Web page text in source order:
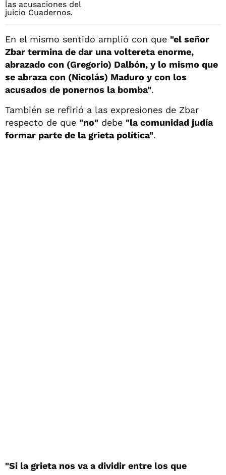
En el mismo sentido amplió con que "el señor
Zbar termina de dar una voltereta enorme,
abrazado con (Gregorio) Dalbón, y lo mismo que
se abraza con (Nicolás) Maduro y con los
acusados de ponernos la bomba".
También se refirió a las expresiones de Zbar
respecto de que "no" debe "la comunidad judía
formar parte de la grieta política".
"Si la grieta nos va a dividir entre los que